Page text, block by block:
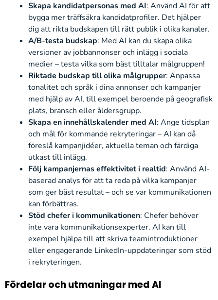
Skapa kandidatpersonas med AI: Använd AI för att
bygga mer träffsäkra kandidatprofiler. Det hjälper
dig att rikta budskapen till rätt publik i olika kanaler.
A/B-testa budskap: Med AI kan du skapa olika
versioner av jobbannonser och inlägg i sociala
medier – testa vilka som bäst tilltalar målgruppen!
Riktade budskap till olika målgrupper: Anpassa
tonalitet och språk i dina annonser och kampanjer
med hjälp av AI, till exempel beroende på geografisk
plats, bransch eller åldersgrupp.
Skapa en innehållskalender med AI: Ange tidsplan
och mål för kommande rekryteringar – AI kan då
föreslå kampanjidéer, aktuella teman och färdiga
utkast till inlägg.
Följ kampanjernas effektivitet i realtid: Använd AI-
baserad analys för att ta reda på vilka kampanjer
som ger bäst resultat – och se var kommunikationen
kan förbättras.
Stöd chefer i kommunikationen: Chefer behöver
inte vara kommunikationsexperter. AI kan till
exempel hjälpa till att skriva teamintroduktioner
eller engagerande LinkedIn-uppdateringar som stöd
i rekryteringen.
Fördelar och utmaningar med AI